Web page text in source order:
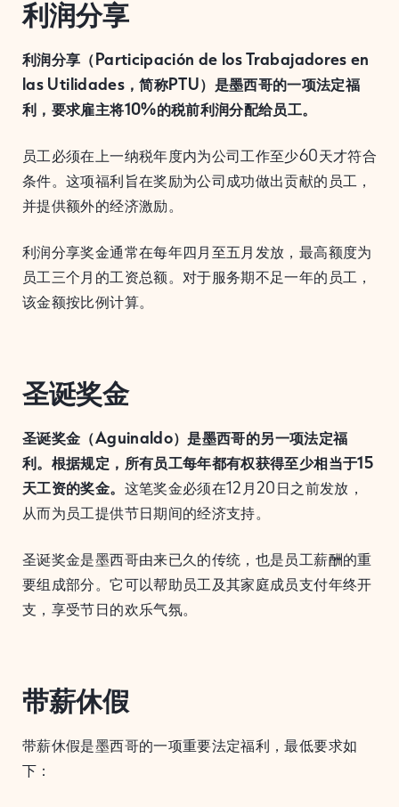
利润分享
利润分享（Participación de los Trabajadores en
las Utilidades，简称PTU）是墨西哥的一项法定福
利，要求雇主将10%的税前利润分配给员工。
员工必须在上一纳税年度内为公司工作至少60天才符合
条件。这项福利旨在奖励为公司成功做出贡献的员工，
并提供额外的经济激励。
利润分享奖金通常在每年四月至五月发放，最高额度为
员工三个月的工资总额。对于服务期不足一年的员工，
该金额按比例计算。
圣诞奖金
圣诞奖金（Aguinaldo）是墨西哥的另一项法定福
利。根据规定，所有员工每年都有权获得至少相当于15
天工资的奖金。 这笔奖金必须在12月20日之前发放，
从而为员工提供节日期间的经济支持。
圣诞奖金是墨西哥由来已久的传统，也是员工薪酬的重
要组成部分。它可以帮助员工及其家庭成员支付年终开
支，享受节日的欢乐气氛。
带薪休假
带薪休假是墨西哥的一项重要法定福利，最低要求如
下：